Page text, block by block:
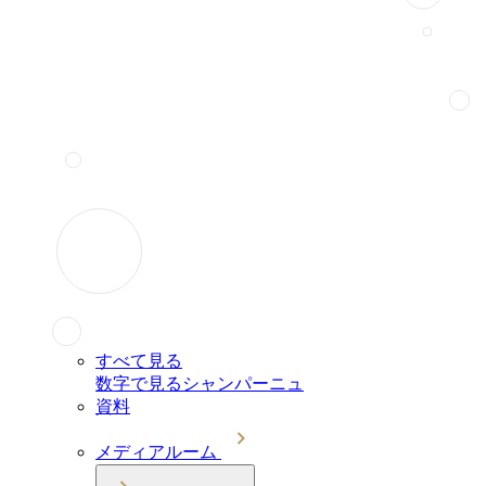
すべて見る
数字で見るシャンパーニュ
資料
メディアルーム